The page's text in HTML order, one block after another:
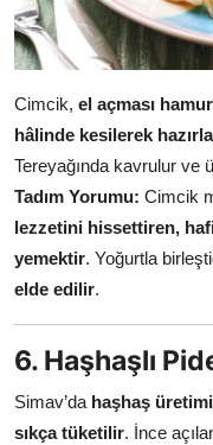
Cimcik, el açması
hâlinde kesilerek
Tereyağında kavrulur ve
Tadım Yorumu: Cimcik
lezzetini hissettiren,
yemektir. Yoğurtla
elde edilir.
6. Haşhaşlı
Simav’da haşhaş
sıkça tüketilir. İnce